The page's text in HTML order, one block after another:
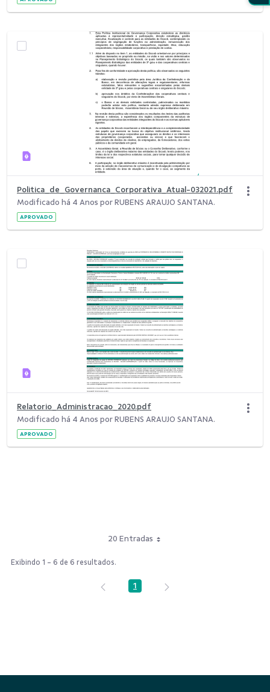
Politica_de_Governanca_Corporativa_Atual-032021.pdf
Modificado há 4 Anos por RUBENS ARAUJO SANTANA.
APROVADO
Relatorio_Administracao_2020.pdf
Modificado há 4 Anos por RUBENS ARAUJO SANTANA.
APROVADO
20 Entradas
Exibindo 1 - 6 de 6 resultados.
Página
1